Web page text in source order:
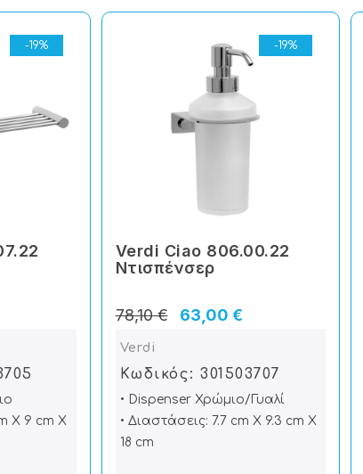
-19%
X 9 cm X
-19%
Verdi Ciao 806.00.22
Ντισπένσερ
63,00 €
78,10 €
Verdi
Κωδικός: 301503707
• Dispenser Χρώμιο/Γυαλί
• Διαστάσεις: 7.7 cm X 9.3 cm X
18 cm